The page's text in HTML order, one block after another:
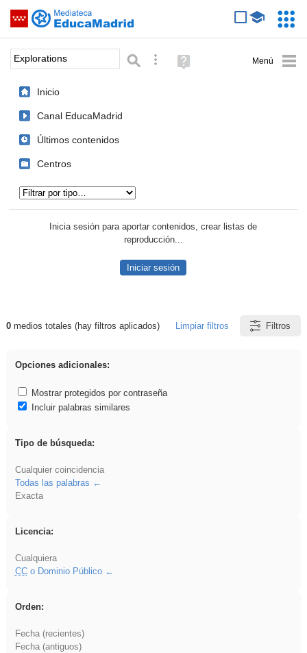
Saltar navegación
Palabra o frase: Búsqueda avanzada
Ayuda
(en
Inicio
Canal EducaMadrid
Últimos contenidos
Centros
Inicia sesión para aportar contenidos, crear listas de
reproducción...
Iniciar sesión
Resultados de: Explorations
0medios totales (hay filtros aplicados) Limpiar filtros Filtros
Opciones adicionales:
Mostrar protegidos por contraseña
Incluir palabras similares
Tipo de búsqueda:
Cualquier coincidencia
Todas las palabras
Exacta
Licencia:
Cualquiera
CCo Dominio Público
Orden:
Fecha (recientes)
Fecha (antiguos)